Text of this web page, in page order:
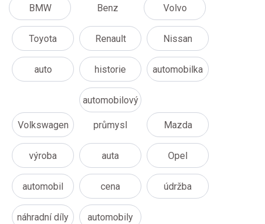
BMW Benz Volvo
Toyota Renault Nissan
auto historie automobilka
Volkswagen
automobilový
průmysl Mazda
výroba auta Opel
automobil cena údržba
náhradní díly automobily